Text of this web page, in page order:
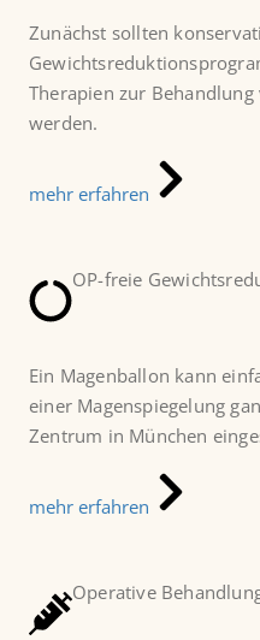
Zunächst sollten
Therapien zur
werden.
mehr erfahren
OP-freie
Ein Magenballon kann
einer Magenspiegelung
Zentrum in München
mehr erfahren
Operative